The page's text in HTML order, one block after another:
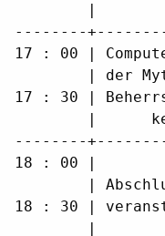
|
--------
17 : 00 |
| der
17 : 30 |
|
--------
18 : 00 |
|
18 : 30 |
|